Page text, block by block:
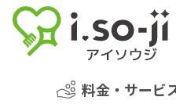
料金・サービ